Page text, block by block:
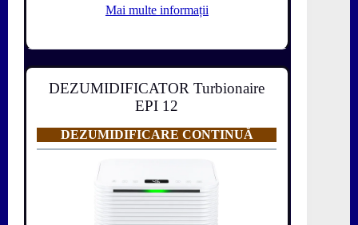
Mai multe informații
DEZUMIDIFICATOR Turbionaire
EPI 12
DEZUMIDIFICARE CONTINUĂ